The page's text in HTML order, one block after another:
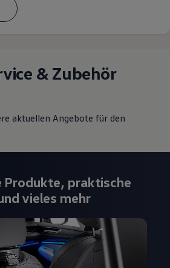
& Zubehör
aktuellen Angebote für den
Produkte, praktische
vieles mehr